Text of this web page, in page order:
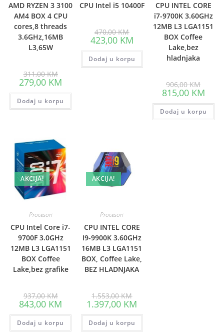
AMD RYZEN 3 3100
AM4 BOX 4 CPU
cores,8 threads
3.6GHz,16MB
L3,65W
311,00KMprice
was:
311,00 KM.
279,00 KM
is:
279,00 KM.
Dodaj u korpu
CPU Intel i5 10400F
470,00KM Original
price
was:
470,00 KM.
423,00 KMCurrent
price
is:
423,00 KM.
Dodaj u korpu
CPU INTEL CORE
i7-9700K 3.60GHz
12MB L3 LGA1151
BOX Coffee
Lake,bez
hladnjaka
906,00KM price
was:
906,00
815,00 KMprice
is:
Dodaj u korpu
AKCIJA!
Procesori
CPU Intel Core i7-
9700F 3.0GHz
12MB L3 LGA1151
BOX Coffee
Lake,bez grafike
937,00KMprice
was:
937,00 KM.
843,00 KM Current
is:
843,00 KM.
Dodaj u korpu
AKCIJA!
Procesori
CPU INTEL CORE
I9-9900K 3.60GHz
16MB L3 LGA1151
BOX, Coffee Lake,
BEZ HLADNJAKA
1.553,00KMprice
was:
1.553,00 KM.
1.397,00 KM
is:
Dodaj u korpu